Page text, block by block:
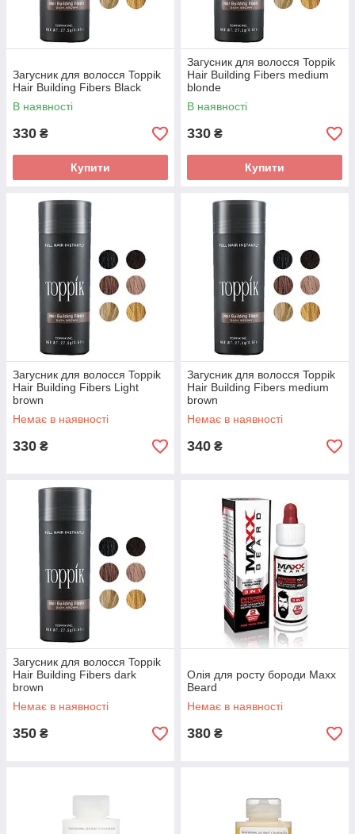
Загусник для волосся Toppik
Hair Building Fibers Black
В наявності
330 ₴
Купити
Загусник для волосся Toppik
Hair Building Fibers medium
blonde
В наявності
330 ₴
Купити
Загусник для волосся Toppik
Hair Building Fibers Light
brown
Немає в наявності
330 ₴
Загусник для волосся Toppik
Hair Building Fibers medium
brown
Немає в наявності
340 ₴
Загусник для волосся Toppik
Hair Building Fibers dark
brown
Немає в наявності
350 ₴
Олія для росту бороди Maxx
Beard
Немає в наявності
380 ₴